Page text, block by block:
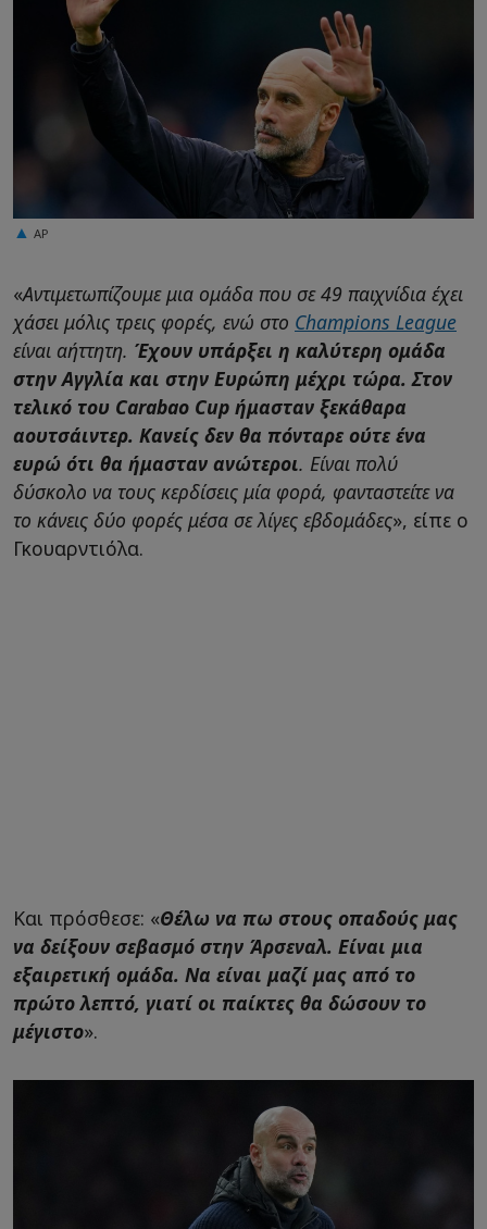
AP
«Αντιμετωπίζουμε μια ομάδα που σε 49 παιχνίδια έχει
χάσει μόλις τρεις φορές, ενώ στο Champions League
είναι αήττητη. Έχουν υπάρξει η καλύτερη ομάδα
στην Αγγλία και στην Ευρώπη μέχρι τώρα. Στον
τελικό του Carabao Cup ήμασταν ξεκάθαρα
αουτσάιντερ. Κανείς δεν θα πόνταρε ούτε ένα
ευρώ ότι θα ήμασταν ανώτεροι. Είναι πολύ
δύσκολο να τους κερδίσεις μία φορά, φανταστείτε να
το κάνεις δύο φορές μέσα σε λίγες εβδομάδες», είπε ο
Γκουαρντιόλα.
Και πρόσθεσε: «Θέλω να πω στους οπαδούς μας
να δείξουν σεβασμό στην Άρσεναλ. Είναι μια
εξαιρετική ομάδα. Να είναι μαζί μας από το
πρώτο λεπτό, γιατί οι παίκτες θα δώσουν το
μέγιστο».